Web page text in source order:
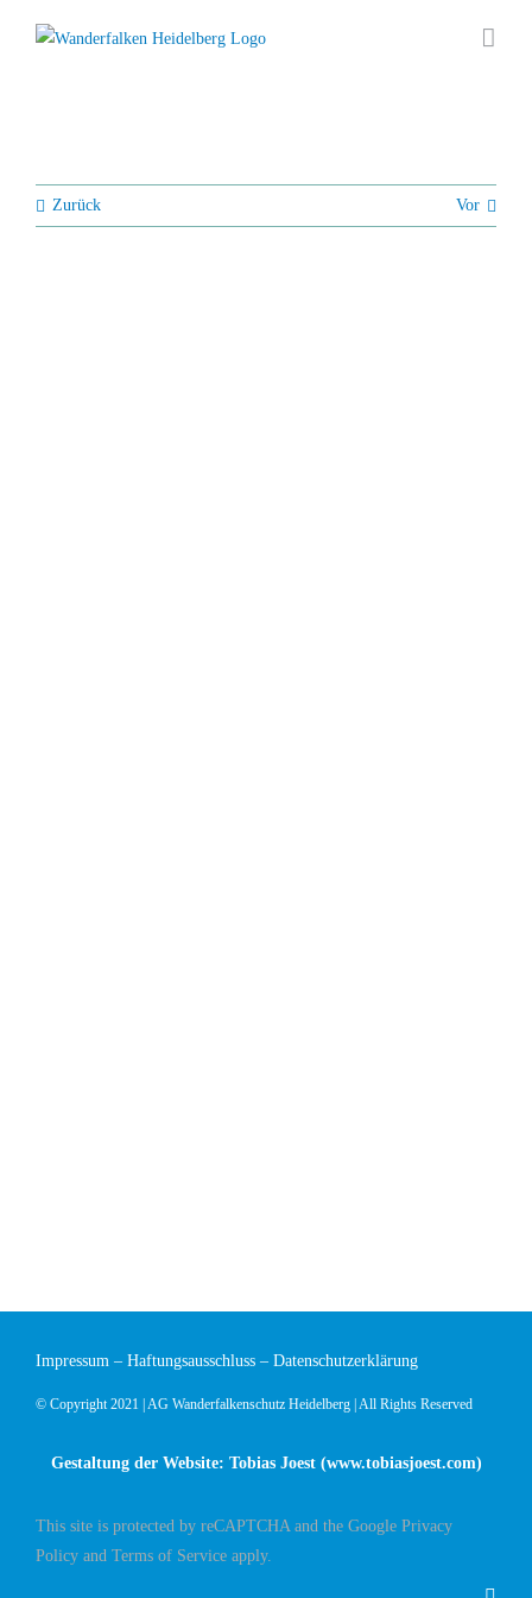
Inhalt
Zurück Vor
Impressum – Haftungsausschluss – Datenschutzerklärung
© Copyright 2021 | AG Wanderfalkenschutz Heidelberg | All Rights Reserved
Gestaltung der Website: Tobias Joest (www.tobiasjoest.com)
This site is protected by reCAPTCHA and the Google Privacy
Policy and Terms of Service apply.